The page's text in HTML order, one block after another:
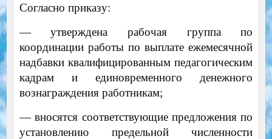
Согласно приказу:
— утверждена рабочая группа по
координации работы по выплате ежемесячной
надбавки квалифицированным педагогическим
кадрам и единовременного денежного
вознаграждения работникам;
— вносятся соответствующие предложения по
установлению предельной численности